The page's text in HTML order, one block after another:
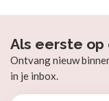
Als eerste
Ontvang nieuw
in je inbox.